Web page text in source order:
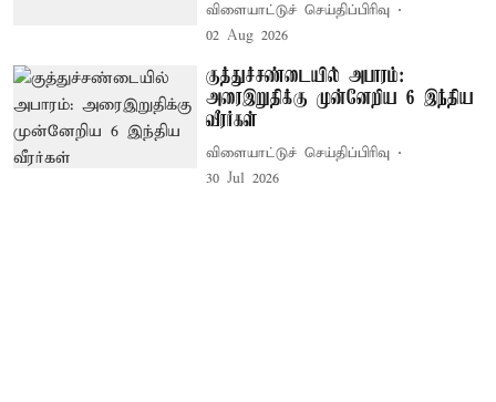
விளையாட்டுச் செய்திப்பிரிவு
02 Aug 2026
குத்துச்சண்டையில் அபாரம்:
அரைஇறுதிக்கு முன்னேறிய 6 இந்திய
வீரர்கள்
விளையாட்டுச் செய்திப்பிரிவு
30 Jul 2026